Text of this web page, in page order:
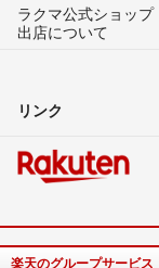
ラクマ公式ショップ
出店について
リンク
楽天のグループサービス